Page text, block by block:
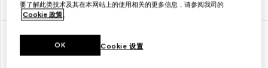
€ 1.500 € 1.650
要了解此类技术及其在本网站上的使用相关的更多信息，请参阅我司的
Cookie 政策。
Cookie 设置
OK